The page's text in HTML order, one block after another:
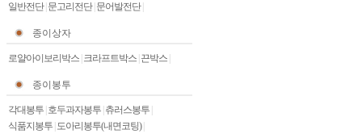
일반전단| 문고리전단| 문어발전단|
종이상자
로얄아이보리박스 크라프트박스 끈박스
종이봉투
각대봉투 호두과자봉투 츄러스봉투
식품지봉투 도아리봉투(내면코팅)|